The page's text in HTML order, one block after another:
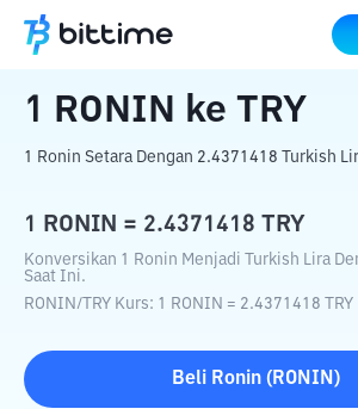
Beranda Konverter Kripto RONIN
1 RONIN ke TRY
1 Ronin Setara Dengan 2.4371418 Turkish
1 RONIN = 2.4371418 TRY
Konversikan 1 Ronin Menjadi Turkish Lira
Saat Ini.
RONIN/ TRY Kurs: 1 RONIN = 2.4371418 TRY
Beli Ronin( RONIN )